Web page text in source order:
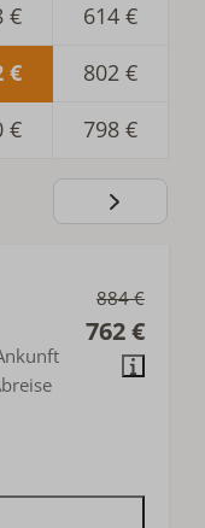
€ 614 €
€ 802 €
€ 798 €
884 €
762 €